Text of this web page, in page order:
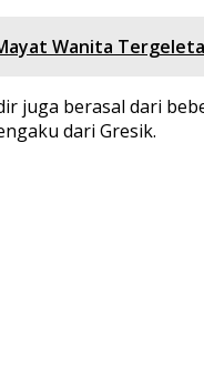
Wanita
juga berasal dari
dari Gresik.